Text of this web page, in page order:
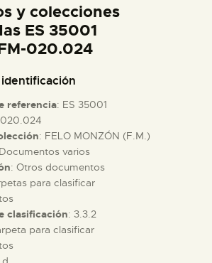
y colecciones
ES 35001
020.024
referencia: ES 35001
: FELO MONZÓN (F.M.)
varios
: Otros documentos
para clasificar
clasificación: 3.3.2
para clasificar